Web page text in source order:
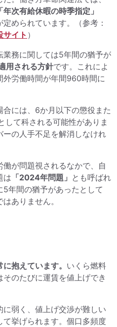
次有給休暇の時季指定」
定められています。（参考：
サイト ）
務に関しては5年間の猶予が
用される方針です。これによ
外労働時間が年間960時間に
には、6か⽉以下の懲役また
して科される可能性がありま
の人手不足を解消しなけれ
が問題視されるなかで、自
は 「2024年問題」 とも呼ばれ
年間の猶予があったとして
ありません。
抱えています。 いくら燃料
のたびに運賃を値上げでき
弱く、値上げ交渉が難しい
挙げられます。個口多頻度